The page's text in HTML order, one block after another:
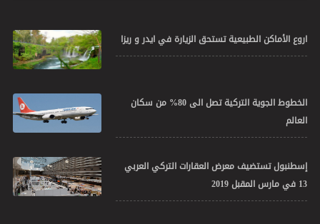
اروع الأماكن الطبيعية تستحق الزيارة في ايدر و ريزا
الخطوط الجوية التركية تصل الى 80% من سكان
العالم
إسطنبول تستضيف معرض العقارات التركي العربي
13 في مارس المقبل 2019